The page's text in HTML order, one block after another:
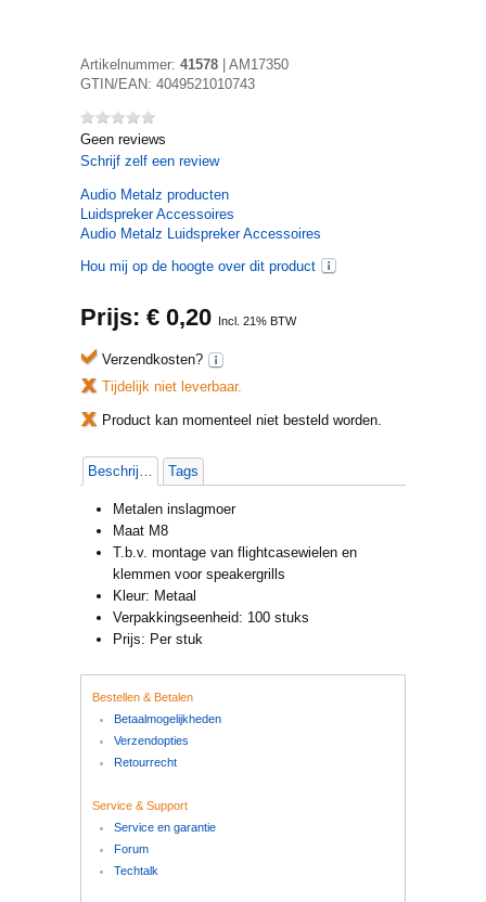
Artikelnummer: 41578
AM17350
GTIN/EAN: 4049521010743
Geen reviews
Schrijf zelf een review
Audio Metalz producten
Luidspreker Accessoires
Audio Metalz Luidspreker Accessoires
Hou mij op de hoogte over dit product
Prijs: € 0,20 Incl. 21% BTW
Verzendkosten?
Tijdelijk niet leverbaar.
Product kan momenteel niet besteld worden.
Beschrijving Tags
Metalen inslagmoer
Maat M8
T.b.v. montage van flightcasewielen en
klemmen voor speakergrills
Kleur: Metaal
Verpakkingseenheid: 100 stuks
Prijs: Per stuk
Bestellen & Betalen
Betaalmogelijkheden
Verzendopties
Retourrecht
Service & Support
Service en garantie
Forum
Techtalk